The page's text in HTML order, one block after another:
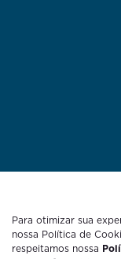
Para otimizar sua
nossa Política de
respeitamos nossa